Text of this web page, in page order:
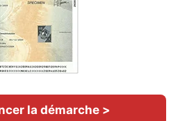
la démarche >